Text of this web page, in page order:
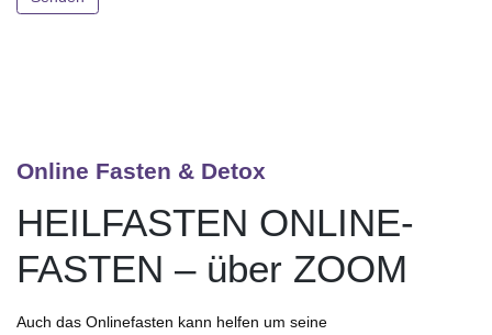
Online Fasten & Detox
HEILFASTEN ONLINE-
FASTEN – über ZOOM
Auch das Onlinefasten kann helfen um seine